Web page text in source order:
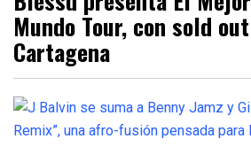
Mundo Tour, con sold
Cartagena